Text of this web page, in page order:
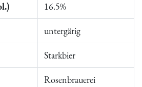
16.5%
untergärig
Starkbier
Rosenbrauerei